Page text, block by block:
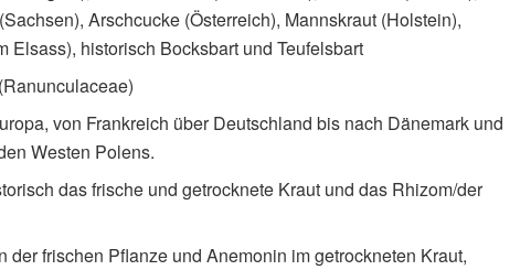
Arschcucke (Österreich), Mannskraut (Holstein),
Elsass), historisch Bocksbart und Teufelsbart
von Frankreich über Deutschland bis nach Dänemark und
Westen Polens.
das frische und getrocknete Kraut und das Rhizom/der
der frischen Pflanze und Anemonin im getrockneten Kraut,